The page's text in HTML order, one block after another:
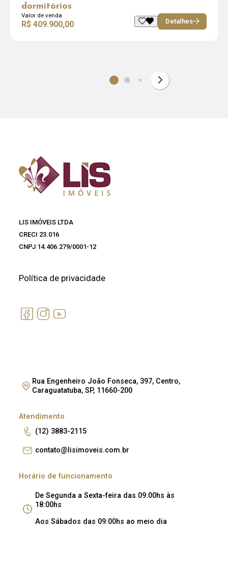
dormitórios
Valor de venda
R$ 409.900,00 Detalhes
LIS IMÓVEIS LTDA
CRECI 23.016
CNPJ 14.406.279/0001-12
Política de privacidade
Rua Engenheiro João Fonseca, 397, Centro,
Caraguatatuba, SP, 11660-200
Atendimento
(12) 3883-2115
contato@lisimoveis.com.br
Horário de funcionamento
De Segunda a Sexta-feira das 09:00hs às
18:00hs
Aos Sábados das 09:00hs ao meio dia